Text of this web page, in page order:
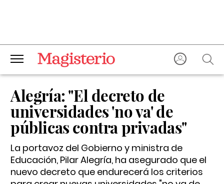
Alegría: "El decreto de
universidades 'no va' de
públicas contra privadas"
La portavoz del Gobierno y ministra de
Educación, Pilar Alegría, ha asegurado que el
nuevo decreto que endurecerá los criterios